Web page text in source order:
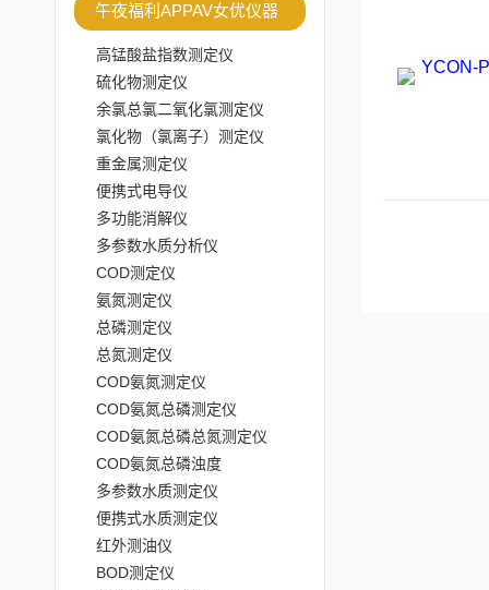
午夜福利APPAV女优仪器
高锰酸盐指数测定仪
硫化物测定仪
余氯总氯二氧化氯测定仪
氯化物（氯离子）测定仪
重金属测定仪
便携式电导仪
多功能消解仪
多参数水质分析仪
COD测定仪
氨氮测定仪
总磷测定仪
总氮测定仪
COD氨氮测定仪
COD氨氮总磷测定仪
COD氨氮总磷总氮测定仪
COD氨氮总磷浊度
多参数水质测定仪
便携式水质测定仪
红外测油仪
BOD测定仪